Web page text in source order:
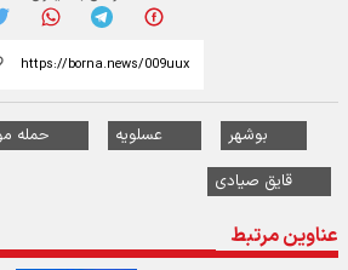
بوشهر عسلویه
حمله
قایق صیادی
عناوین مرتبط